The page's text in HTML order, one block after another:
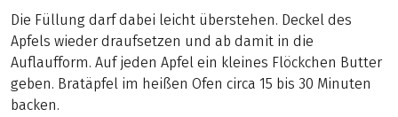
Die Füllung darf dabei leicht überstehen. Deckel des
Apfels wieder draufsetzen und ab damit in die
Auflaufform. Auf jeden Apfel ein kleines Flöckchen Butter
geben. Bratäpfel im heißen Ofen circa 15 bis 30 Minuten
backen.